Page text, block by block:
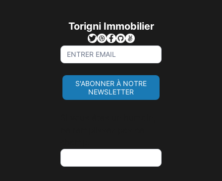
Torigni Immobilier
Sign
Up
For
Newsletter
S'ABONNER À NOTRE
NEWSLETTER